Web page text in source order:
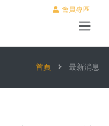
會員專區
首頁 最新消息